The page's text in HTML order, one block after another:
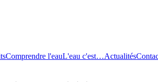
Comprendre l'eauL'eau c'est…Actualités